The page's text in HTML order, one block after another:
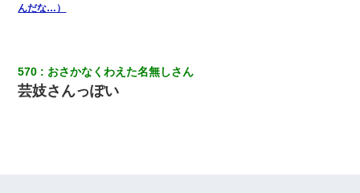
んだな…）
570 おさかなくわえた名無しさん
芸妓さんっぽい